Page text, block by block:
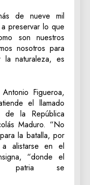
de nueve mil
preservar lo que
son nuestros
nosotros para
la naturaleza, es
Figueroa,
el llamado
de la República
Maduro. “No
la batalla, por
alistarse en el
“donde el
patria se